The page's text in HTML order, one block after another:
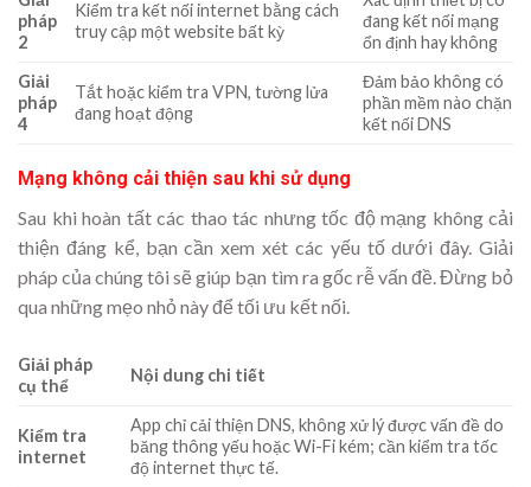
pháp
2
Kiểm tra kết nối internet bằng cách
truy cập một website bất kỳ
đang kết nối mạng
ổn định hay không
Giải
pháp
4
Tắt hoặc kiểm tra VPN, tường lửa
đang hoạt động
Đảm bảo không có
phần mềm nào chặn
kết nối DNS
Mạng không cải thiện sau khi sử dụng
Sau khi hoàn tất các thao tác nhưng tốc độ mạng không cải
thiện đáng kể, bạn cần xem xét các yếu tố dưới đây. Giải
pháp của chúng tôi sẽ giúp bạn tìm ra gốc rễ vấn đề. Đừng bỏ
qua những mẹo nhỏ này để tối ưu kết nối.
Giải pháp
cụ thể
Nội dung chi tiết
Kiểm tra
internet
App chỉ cải thiện DNS, không xử lý được vấn đề do
băng thông yếu hoặc Wi-Fi kém; cần kiểm tra tốc
độ internet thực tế.